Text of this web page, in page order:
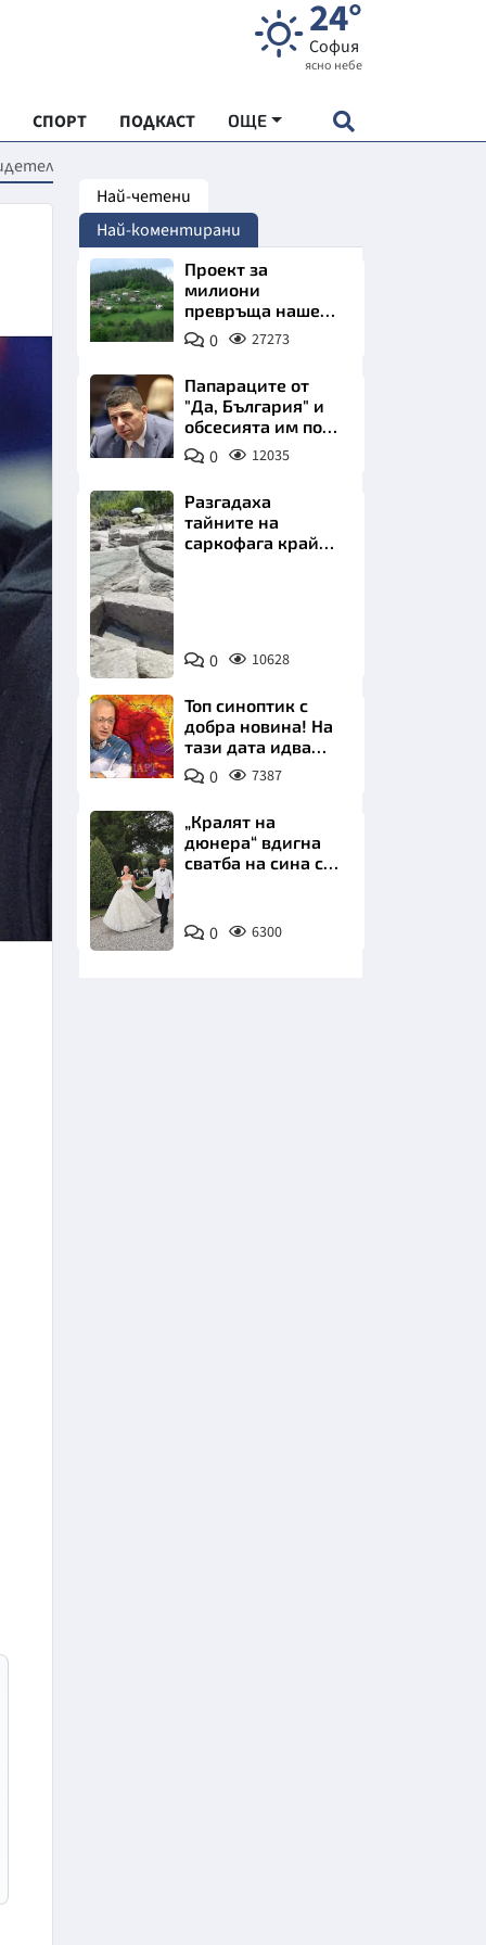
24°
София
ясно небе
СПОРТ ПОДКАСТ ОЩЕ
"ЧУДЕСАТА НА БЪЛГАРИЯ"
ХРАНА
ИКОНОМИКА
Най-четени
Най-коментирани
Проект за
милиони
превръща наше
село в магнит за
туристи
0 27273
Папараците от
"Да, България" и
обсесията им по
Пеевски
0 12035
Снимка:
Bulgaria
ON
AIR
Разгадаха
тайните на
саркофага край
0 10628
Топ синоптик с
добра новина! На
тази дата идва
захлаждането
0 7387
Снимка:
Инстаграм
„Кралят на
дюнера“ вдигна
сватба на сина си
Комо
0 6300